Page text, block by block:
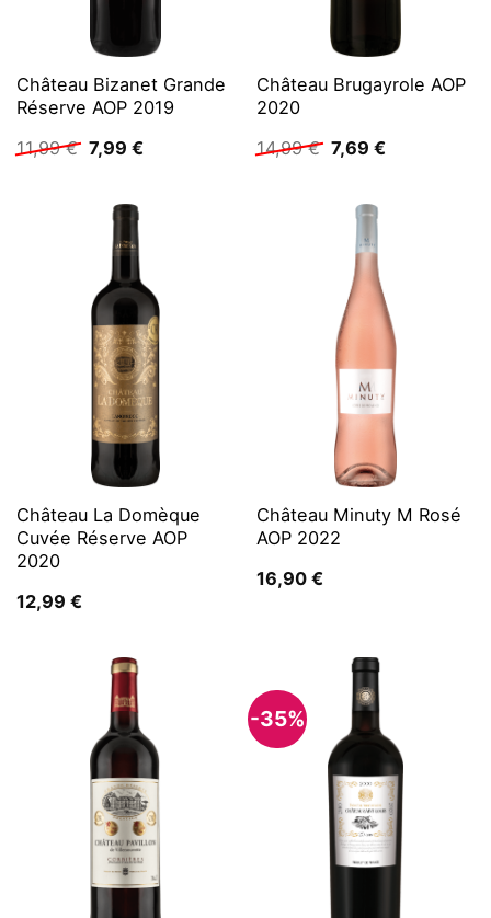
Château Bizanet Grande
Réserve AOP 2019
11,99€ Ursprünglicher
Preis
11,99 €
7,99 €Aktueller
Château Brugayrole AOP
2020
14,99€ Ursprünglicher
Preis
14,99 €
7,69 €Aktueller
Château La Domèque
Cuvée Réserve AOP
2020
12,99 €
Château Minuty M Rosé
AOP 2022
16,90 €
-35%